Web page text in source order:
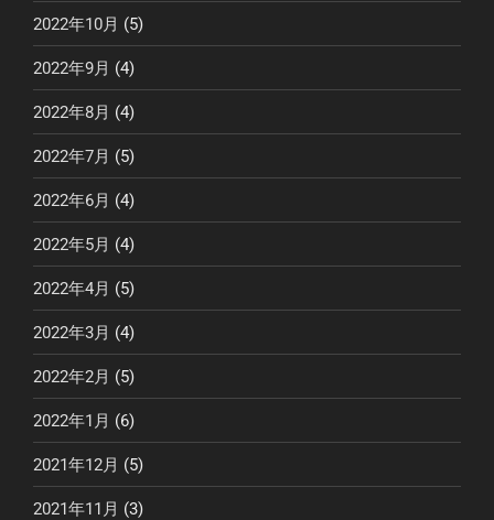
2022年10月 (5)
2022年9月 (4)
2022年8月 (4)
2022年7月 (5)
2022年6月 (4)
2022年5月 (4)
2022年4月 (5)
2022年3月 (4)
2022年2月 (5)
2022年1月 (6)
2021年12月 (5)
2021年11月 (3)